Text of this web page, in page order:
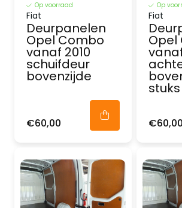
Op voorraad
Fiat
Deurpanelen
Opel Combo
vanaf 2010
schuifdeur
bovenzijde
€60,00
Op
Fiat
Opel
stuks
€60,00